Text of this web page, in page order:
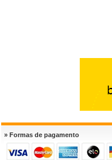
» Formas de pagamento